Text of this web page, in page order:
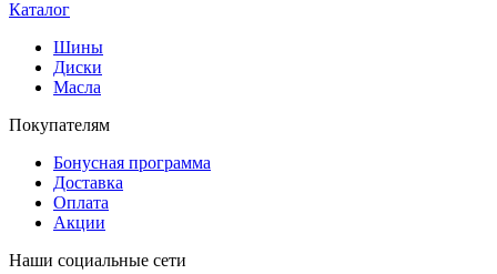
Каталог
Шины
Диски
Масла
Покупателям
Бонусная программа
Доставка
Оплата
Акции
Наши социальные сети